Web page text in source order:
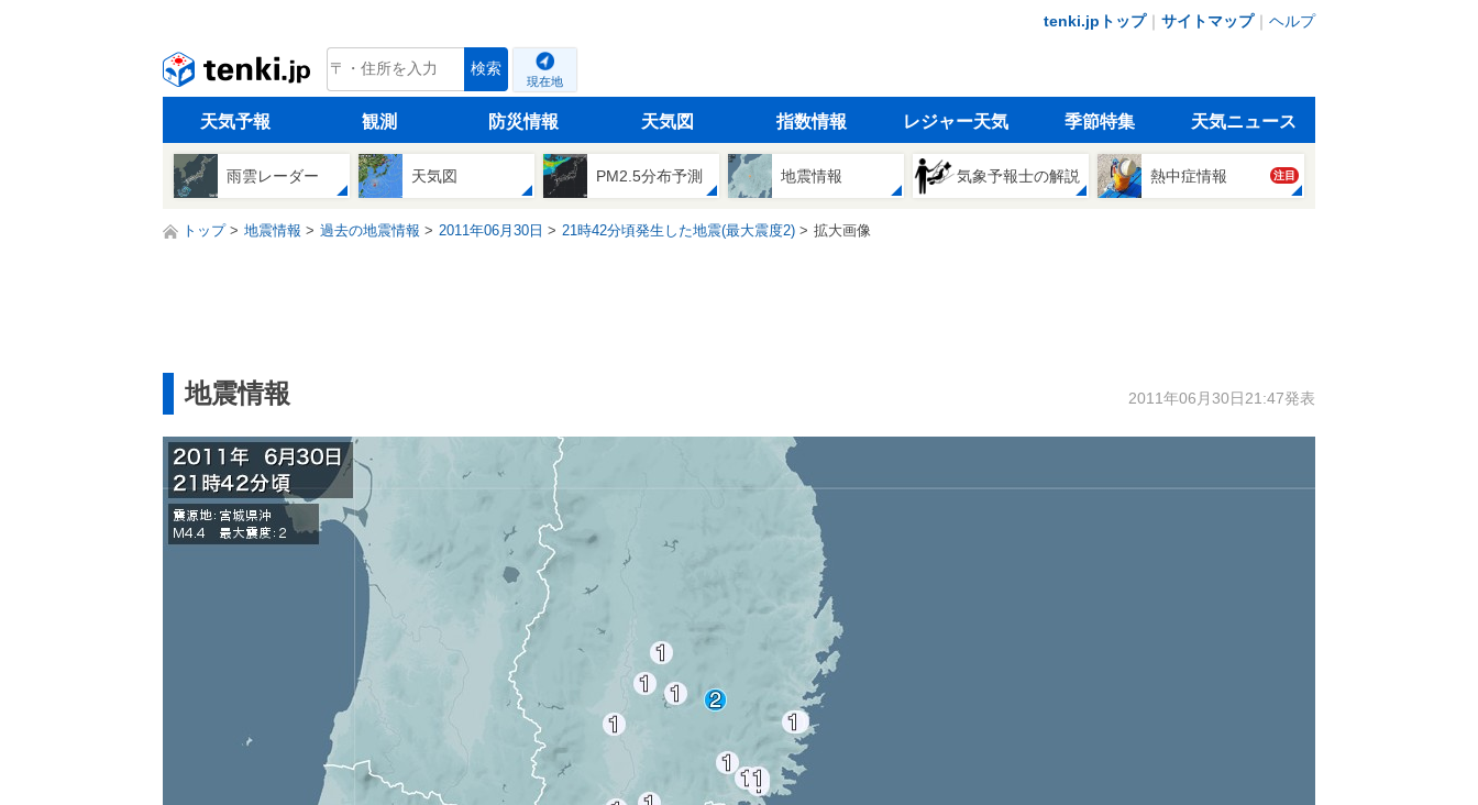
tenki.jpトップ｜ サイトマップ｜ ヘルプ
tenki.jp 検索
現在地
天気予報 観測 防災情報 天気図 指数情報 レジャー天気 季節特集 天気ニュース
雨雲レーダー 天気図 PM2.5分布予測 地震情報 気象予報士の解説 熱中症情報 注目
トップ 地震情報 過去の地震情報 2011年06月30日 21時42分頃発生した地震(最大震度2) 拡大画像
地震情報 2011年06月30日21:47発表